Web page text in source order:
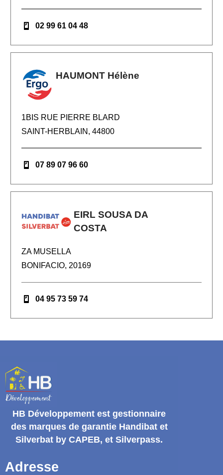
02 99 61 04 48
HAUMONT Hélène
1BIS RUE PIERRE BLARD
SAINT-HERBLAIN, 44800
07 89 07 96 60
EIRL SOUSA DA
COSTA
ZA MUSELLA
BONIFACIO, 20169
04 95 73 59 74
HB Développement est gestionnaire
des marques de garantie Handibat et
Silverbat by CAPEB, et Silverpass.
Adresse